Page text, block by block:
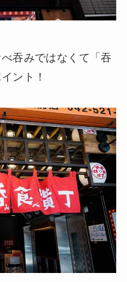
吞みではなくて「吞
ント！